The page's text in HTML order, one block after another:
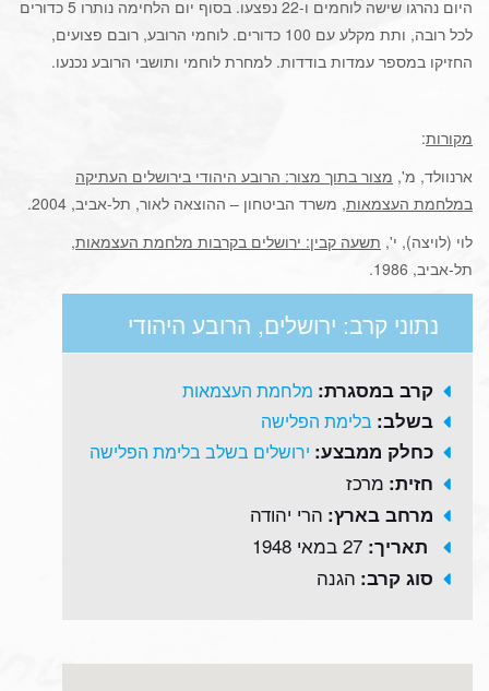
היום נהרגו שישה לוחמים ו-22 נפצעו. בסוף יום הלחימה נותרו 5 כדורים
לכל רובה, ותת מקלע עם 100 כדורים. לוחמי הרובע, רובם פצועים,
החזיקו במספר עמדות בודדות. למחרת לוחמי ותושבי הרובע נכנעו.
מקורות:
ארנוולד, מ', מצור בתוך מצור: הרובע היהודי בירושלים העתיקה
במלחמת העצמאות, משרד הביטחון – ההוצאה לאור, תל-אביב, 2004.
לוי (לויצה), י', תשעה קבין: ירושלים בקרבות מלחמת העצמאות,
תל-אביב, 1986.
נתוני קרב: ירושלים, הרובע היהודי
קרב במסגרת: מלחמת העצמאות
בשלב: בלימת הפלישה
כחלק ממבצע: ירושלים בשלב בלימת הפלישה
חזית: מרכז
מרחב בארץ: הרי יהודה
תאריך: 27 במאי 1948
סוג קרב: הגנה